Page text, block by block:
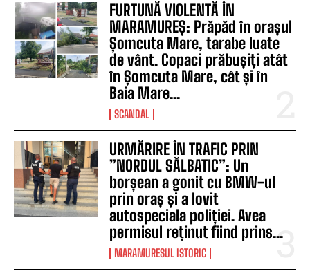
FURTUNĂ VIOLENTĂ ÎN
MARAMUREȘ: Prăpăd în orașul
Șomcuta Mare, tarabe luate
de vânt. Copaci prăbușiți atât
în Șomcuta Mare, cât și în
Baia Mare...
SCANDAL
URMĂRIRE ÎN TRAFIC PRIN
”NORDUL SĂLBATIC”: Un
borșean a gonit cu BMW-ul
prin oraș și a lovit
autospeciala poliției. Avea
permisul reținut fiind prins...
MARAMURESUL ISTORIC